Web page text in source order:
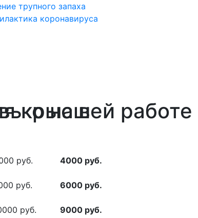
трупного запаха
коронавируса
крыс в
руб. 4000 руб.
руб. 6000 руб.
руб.
9000 руб.
о нашей работе